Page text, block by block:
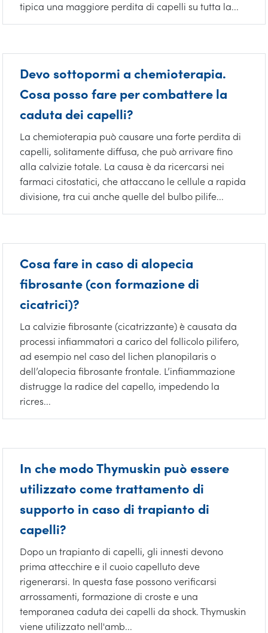
tipica una maggiore perdita di capelli su tutta la...
Devo sottopormi a chemioterapia.
Cosa posso fare per combattere la
caduta dei capelli?
La chemioterapia può causare una forte perdita di
capelli, solitamente diffusa, che può arrivare fino
alla calvizie totale. La causa è da ricercarsi nei
farmaci citostatici, che attaccano le cellule a rapida
divisione, tra cui anche quelle del bulbo pilife...
Cosa fare in caso di alopecia
fibrosante (con formazione di
cicatrici)?
La calvizie fibrosante (cicatrizzante) è causata da
processi infiammatori a carico del follicolo pilifero,
ad esempio nel caso del lichen planopilaris o
dell’alopecia fibrosante frontale. L’infiammazione
distrugge la radice del capello, impedendo la
ricres...
In che modo Thymuskin può essere
utilizzato come trattamento di
supporto in caso di trapianto di
capelli?
Dopo un trapianto di capelli, gli innesti devono
prima attecchire e il cuoio capelluto deve
rigenerarsi. In questa fase possono verificarsi
arrossamenti, formazione di croste e una
temporanea caduta dei capelli da shock. Thymuskin
viene utilizzato nell'amb...